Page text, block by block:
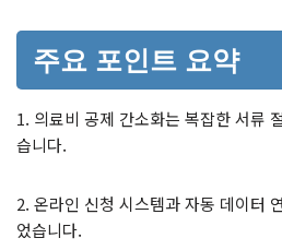
주요 포인트 요약
1. 의료비 공제 간소화는 복잡한 서류
습니다.
2. 온라인 신청 시스템과 자동 데이터
었습니다.